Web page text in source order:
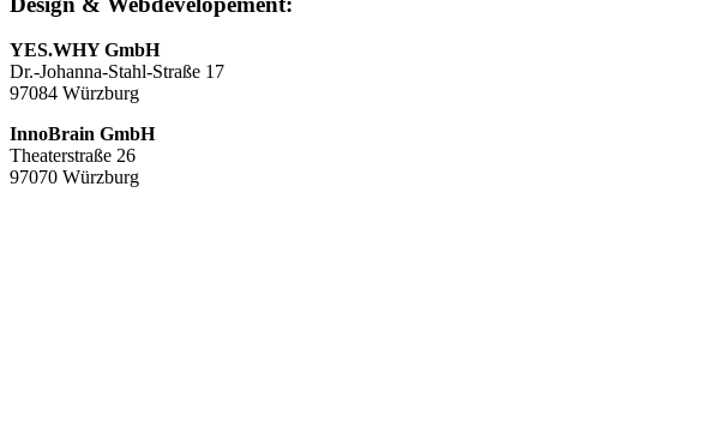
YES.WHY GmbH
Dr.-Johanna-Stahl-Straße 17
97084 Würzburg
InnoBrain GmbH
Theaterstraße 26
97070 Würzburg